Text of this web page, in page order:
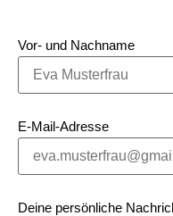
Vor- und Nachname
E-Mail-Adresse
Deine persönliche